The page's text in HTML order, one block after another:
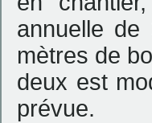
annuelle de
mètres de
deux est
prévue.